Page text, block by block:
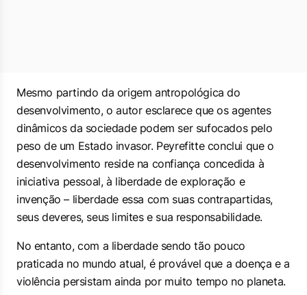
Mesmo partindo da origem antropológica do
desenvolvimento, o autor esclarece que os agentes
dinâmicos da sociedade podem ser sufocados pelo
peso de um Estado invasor. Peyrefitte conclui que o
desenvolvimento reside na confiança concedida à
iniciativa pessoal, à liberdade de exploração e
invenção – liberdade essa com suas contrapartidas,
seus deveres, seus limites e sua responsabilidade.
No entanto, com a liberdade sendo tão pouco
praticada no mundo atual, é provável que a doença e a
violência persistam ainda por muito tempo no planeta.